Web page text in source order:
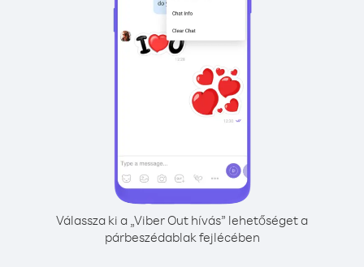
Válassza ki a „Viber Out hívás” lehetőséget a
párbeszédablak fejlécében